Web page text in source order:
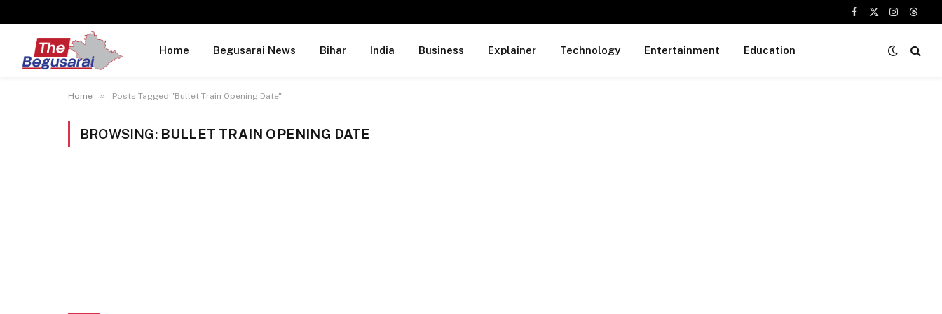
Facebook
X
Instagram
Home Begusarai News Bihar India Business Explainer Technology Entertainment Education
Home » Posts Tagged "Bullet Train Opening Date"
BROWSING: BULLET TRAIN OPENING DATE